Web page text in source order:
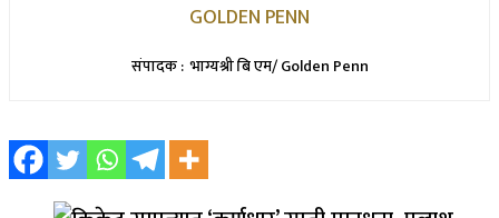
GOLDEN PENN
संपादक : भाग्यश्री बि एम/ Golden Penn